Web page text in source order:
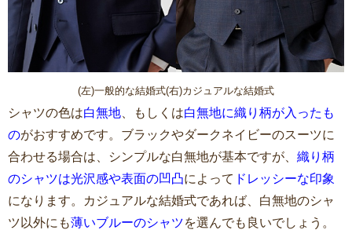
(左)一般的な結婚式(右)カジュアルな結婚式
シャツの色は白無地 、もしくは白無地に織り柄が入ったも
のがおすすめです。ブラックやダークネイビーのスーツに
合わせる場合は、シンプルな白無地が基本ですが、 織り柄
のシャツは光沢感や表面の凹凸によって ドレッシーな印象
になります。カジュアルな結婚式であれば、白無地のシャ
ツ以外にも薄いブルーのシャツを選んでも良いでしょう。